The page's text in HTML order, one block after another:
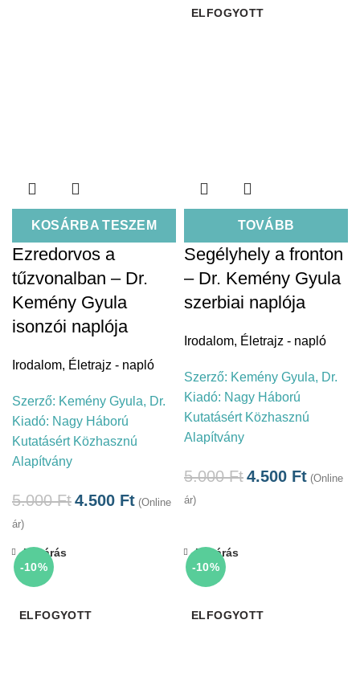
KOSÁRBA TESZEM
Ezredorvos a
tűzvonalban – Dr.
Kemény Gyula
isonzói naplója
Irodalom, Életrajz - napló
Szerző: Kemény Gyula, Dr.
Kiadó: Nagy Háború
Kutatásért Közhasznú
Alapítvány
5.000Ft4.500 Ft (Online
ár)
ELFOGYOTT
TOVÁBB
Segélyhely a fronton
– Dr. Kemény Gyula
szerbiai naplója
Irodalom, Életrajz - napló
Szerző: Kemény Gyula, Dr.
Kiadó: Nagy Háború
Kutatásért Közhasznú
Alapítvány
5.000Ft4.500 Ft (Online
ár)
-10%
ELFOGYOTT
Bezárás
-10%
ELFOGYOTT
Bezárás